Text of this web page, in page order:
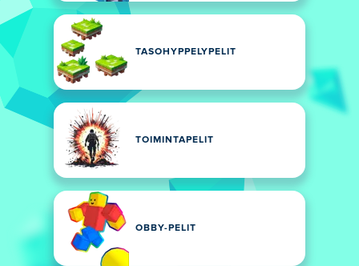
TASOHYPPELYPELIT
TOIMINTAPELIT
OBBY-PELIT